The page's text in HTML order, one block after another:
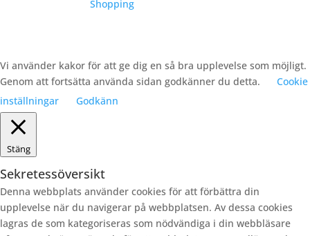
Shopping
Vi använder kakor för att ge dig en så bra upplevelse som möjligt.
Genom att fortsätta använda sidan godkänner du detta.
Cookie
inställningar
Godkänn
Stäng
Sekretessöversikt
Denna webbplats använder cookies för att förbättra din
upplevelse när du navigerar på webbplatsen. Av dessa cookies
lagras de som kategoriseras som nödvändiga i din webbläsare